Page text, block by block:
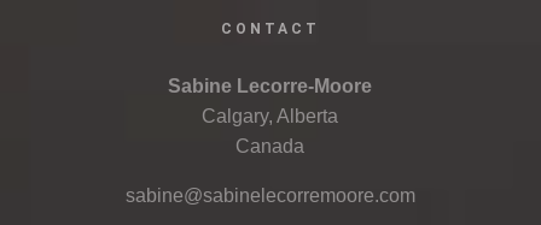
CONTACT
Sabine Lecorre-Moore
Calgary, Alberta
Canada
sabine@sabinelecorremoore.com